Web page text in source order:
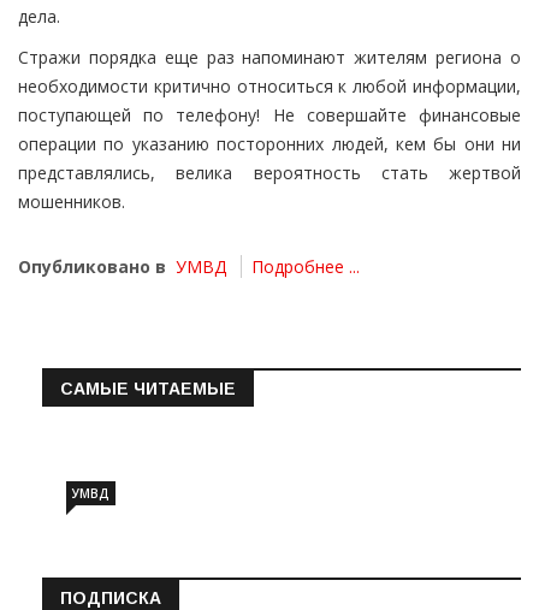
дела.
Стражи порядка еще раз напоминают жителям региона о
необходимости критично относиться к любой информации,
поступающей по телефону! Не совершайте финансовые
операции по указанию посторонних людей, кем бы они ни
представлялись, велика вероятность стать жертвой
мошенников.
Опубликовано в УМВД Подробнее ...
САМЫЕ ЧИТАЕМЫЕ
УМВД
ПОДПИСКА